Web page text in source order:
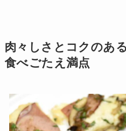
肉々しさとコクのあ
食べごたえ満点